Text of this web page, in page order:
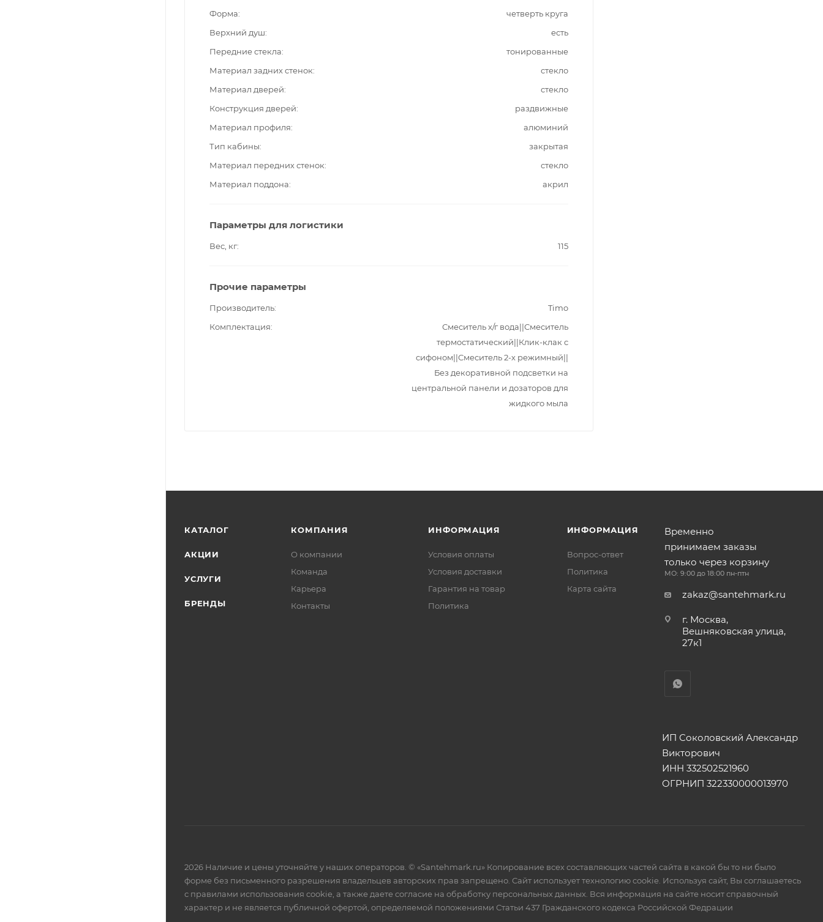
Форма
четверть круга
Верхний душ
есть
Передние стекла
тонированные
Материал задних стенок
стекло
Материал дверей
стекло
Конструкция дверей
раздвижные
Материал профиля
алюминий
Тип кабины
закрытая
Материал передних стенок
стекло
Материал поддона
акрил
Параметры для логистики
Вес, кг 115
Прочие параметры
Производитель
Timo
Комплектация
Смеситель х/г вода||Смеситель
термостатический||Клик-клак с
сифоном||Смеситель 2-х режимный||
Без декоративной подсветки на
центральной панели и дозаторов для
жидкого мыла
КАТАЛОГ
АКЦИИ
УСЛУГИ
БРЕНДЫ
КОМПАНИЯ
О компании
Команда
Карьера
Контакты
ИНФОРМАЦИЯ
Условия оплаты
Условия доставки
Гарантия на товар
Политика
ИНФОРМАЦИЯ
Вопрос-ответ
Политика
Карта сайта
Временно
принимаем заказы
только через корзину
МО: 9:00 до 18:00 пн-птн
zakaz@santehmark.ru
г. Москва,
Вешняковская улица,
27к1
ИП Соколовский Александр
Викторович
ИНН 332502521960
ОГРНИП 322330000013970
2026 Наличие и цены уточняйте у наших операторов. © «Santehmark.ru» Копирование всех составляющих частей сайта в какой бы то ни было
форме без письменного разрешения владельцев авторских прав запрещено. Сайт использует технологию cookie. Используя сайт, Вы соглашаетесь
с правилами использования cookie, а также даете согласие на обработку персональных данных. Вся информация на сайте носит справочный
характер и не является публичной офертой, определяемой положениями Статьи 437 Гражданского кодекса Российской Федрации